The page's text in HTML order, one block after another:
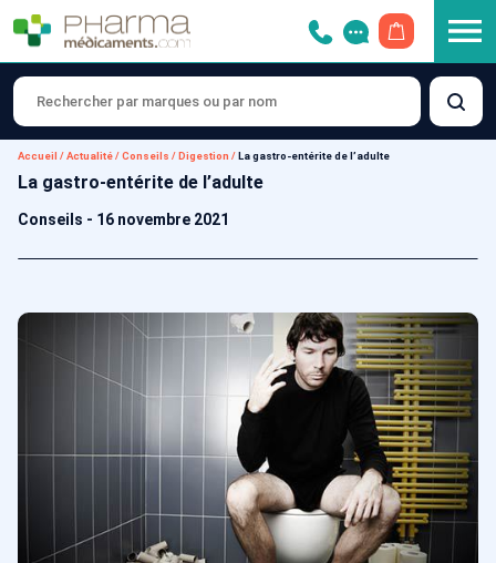
Accueil /Actualité/Conseils / Digestion / La gastro-entérite de l’adulte
La gastro-entérite de l’adulte
Conseils - 16 novembre 2021